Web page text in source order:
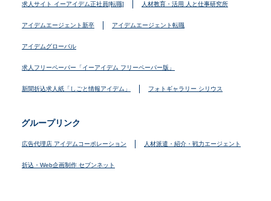
求人サイト イーアイデム正社員[転職] 人材教育・活用 人と仕事研究所
アイデムエージェント新卒 アイデムエージェント転職
アイデムグローバル
求人フリーペーパー「イーアイデム フリーペーパー版」
新聞折込求人紙「しごと情報アイデム」 フォトギャラリー シリウス
グループリンク
広告代理店 アイデムコーポレーション 人材派遣・紹介・戦力エージェント
折込・Web企画制作 セブンネット